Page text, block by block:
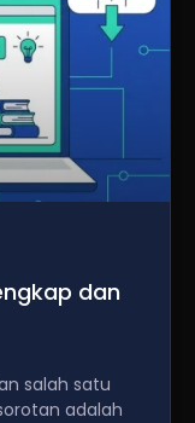
dan
salah satu
adalah